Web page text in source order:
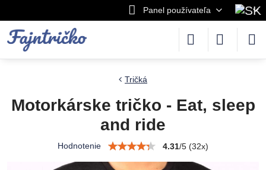
Panel používateľa
Tričká
Motorkárske tričko - Eat, sleep
and ride
Hodnotenie 4.31/5 (32x)